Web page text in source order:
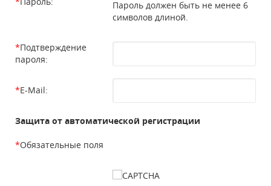
Пароль должен быть не менее 6
символов длиной.
*Подтверждение
пароля:
*E-Mail:
Защита от автоматической регистрации
*Обязательные поля